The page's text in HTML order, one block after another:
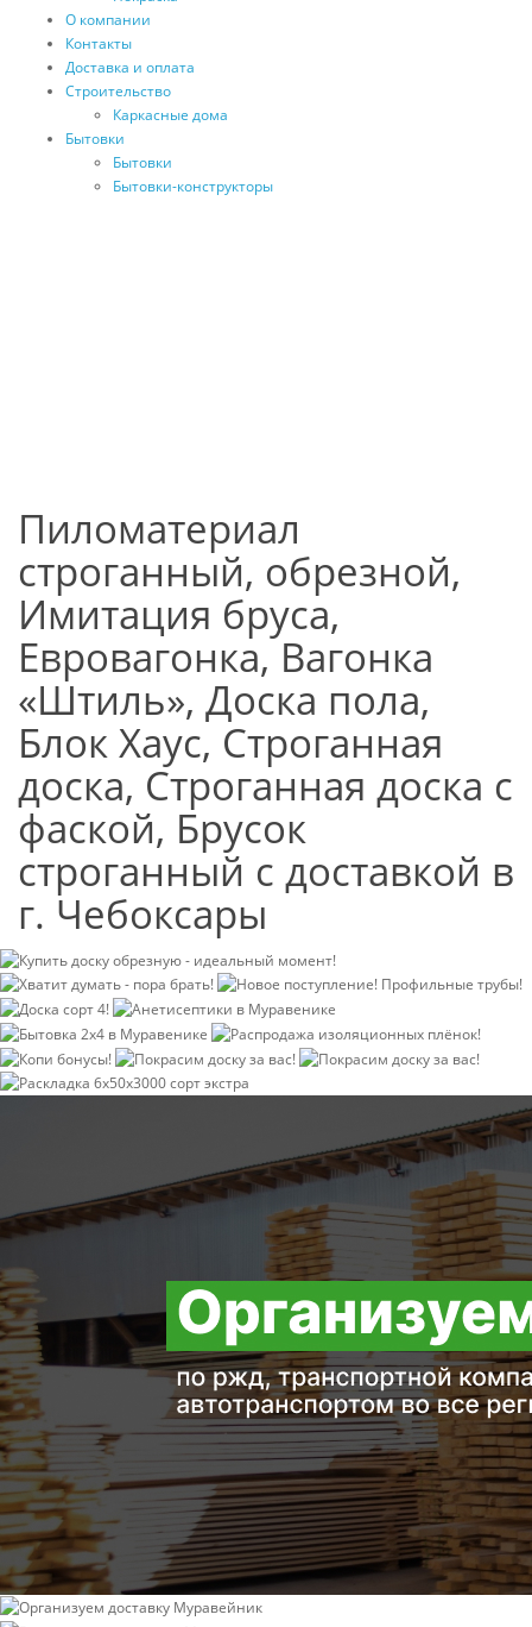
О компании
Контакты
Доставка и оплата
Строительство
Каркасные дома
Бытовки
Бытовки
Бытовки-конструкторы
Пиломатериал
строганный, обрезной,
Имитация бруса,
Евровагонка, Вагонка
«Штиль», Доска пола,
Блок Хаус, Строганная
доска, Строганная доска с
фаской, Брусок
строганный с доставкой в
г. Чебоксары